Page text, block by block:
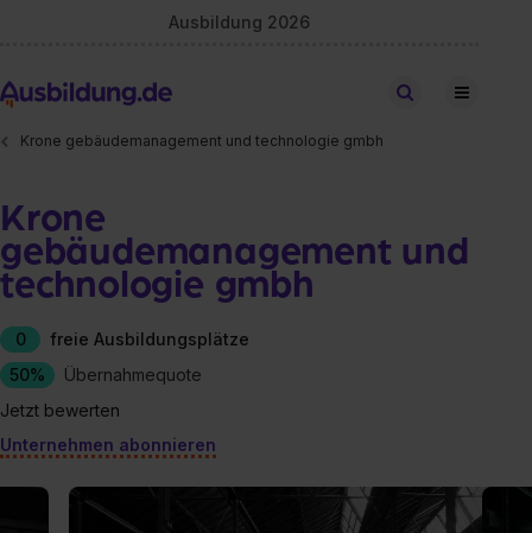
Ausbildung 2026
Stellen finden
Krone gebäudemanagement und technologie gmbh
Krone
gebäudemanagement und
technologie gmbh
0
freie Ausbildungsplätze
50%
Übernahmequote
Jetzt bewerten
Unternehmen abonnieren